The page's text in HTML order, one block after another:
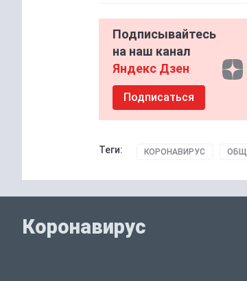
Подписывайтесь
на наш канал
Яндекс Дзен
Подписаться
Теги: КОРОНАВИРУС
Коронавирус